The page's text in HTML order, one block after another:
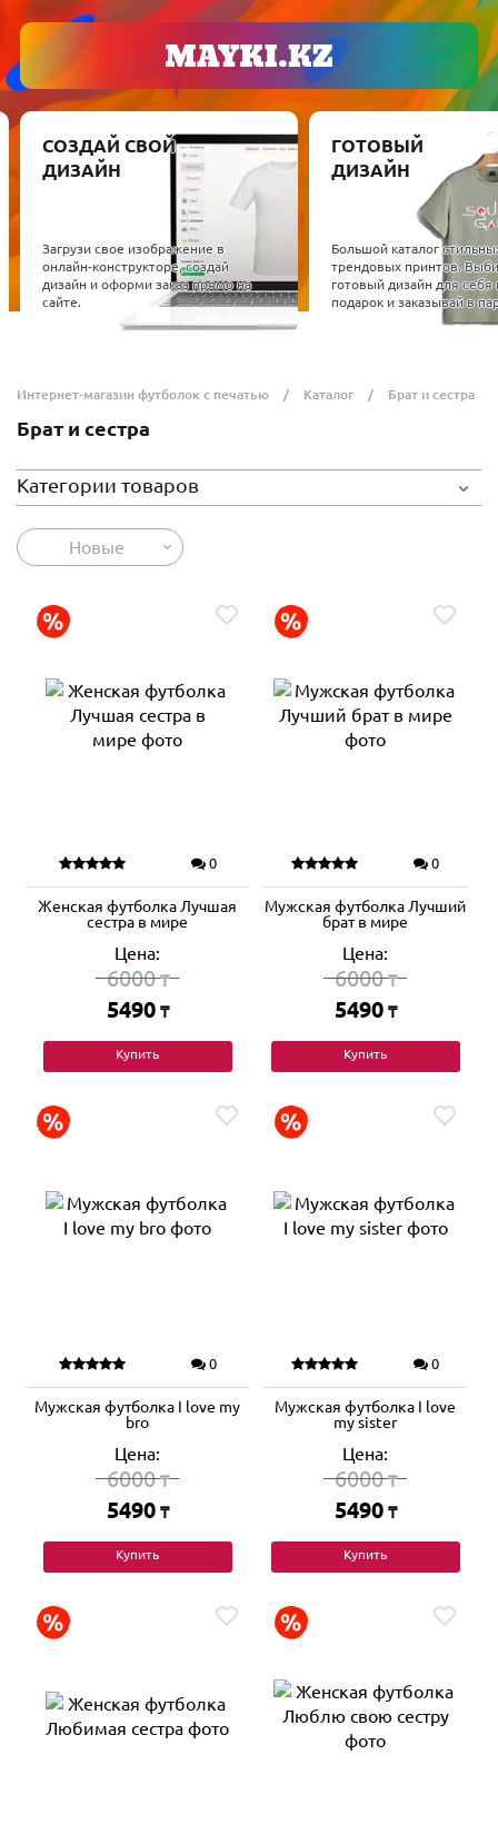
СОЗДАЙ СВОЙ
ДИЗАЙН
Загрузи свое изображение в
онлайн-конструкторе, создай
дизайн и оформи заказ прямо на
сайте.
ГОТОВЫЙ
ДИЗАЙН
Большой каталог
трендовых принтов.
готовый дизайн для себя
подарок и заказывай в
Интернет-магазин футболок с печатью Каталог Брат и сестра
Брат и сестра
Категории товаров
Новые
0
Женская футболка Лучшая
сестра в мире
Цена:
6000₸
5490 ₸
Купить
0
Мужская футболка Лучший
брат в мире
Цена:
6000₸
5490 ₸
Купить
0
Мужская футболка I love my
bro
Цена:
6000₸
5490 ₸
Купить
0
Мужская футболка I love
my sister
Цена:
6000₸
5490 ₸
Купить